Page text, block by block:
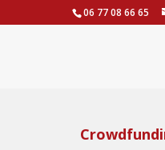
06 77 08 66 65